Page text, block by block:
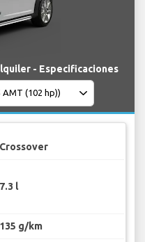
- Especificaciones
Crossover
7.3 l
135 g/km